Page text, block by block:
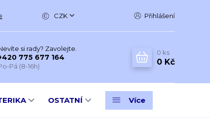
CZK Přihlášení
si rady? Zavolejte.
775 677 164
Pá (8-16h)
0 ks
0 Kč
OSTATNÍ Více